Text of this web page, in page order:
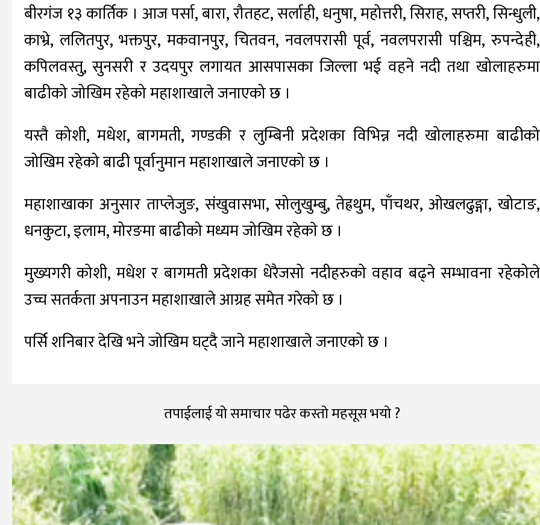
बीरगंज १३ कार्तिक । आज पर्सा, बारा, रौतहट, सर्लाही, धनुषा, महोत्तरी, सिराह, सप्तरी, सिन्धुली,
काभ्रे, ललितपुर, भक्तपुर, मकवानपुर, चितवन, नवलपरासी पूर्व, नवलपरासी पश्चिम, रुपन्देही,
कपिलवस्तु, सुनसरी र उदयपुर लगायत आसपासका जिल्ला भई वहने नदी तथा खोलाहरुमा
बाढीको जोखिम रहेको महाशाखाले जनाएको छ ।
यस्तै कोशी, मधेश, बागमती, गण्डकी र लुम्बिनी प्रदेशका विभिन्न नदी खोलाहरुमा बाढीको
जोखिम रहेको बाढी पूर्वानुमान महाशाखाले जनाएको छ ।
महाशाखाका अनुसार ताप्लेजुङ, संखुवासभा, सोलुखुम्बु, तेह्रथुम, पाँचथर, ओखलढुङ्गा, खोटाङ,
धनकुटा, इलाम, मोरङमा बाढीको मध्यम जोखिम रहेकाे छ ।
मुख्यगरी कोशी, मधेश र बागमती प्रदेशका धेरैजसो नदीहरुको वहाव बढ्ने सम्भावना रहेकोले
उच्च सतर्कता अपनाउन महाशाखाले आग्रह समेत गरेको छ ।
पर्सि शनिबार देखि भने जोखिम घट्दै जाने महाशाखाले जनाएको छ ।
तपाईलाई यो समाचार पढेर कस्तो महसूस भयो ?